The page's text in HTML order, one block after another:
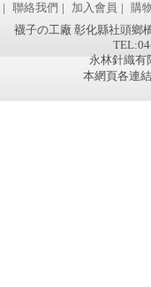
| 聯絡我們 | 加入會員 | 購
襪子の工廠 彰化縣社頭鄉
永林針織有
本網頁各連